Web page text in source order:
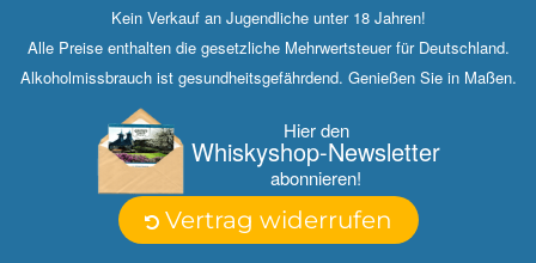
Kein Verkauf an Jugendliche unter 18 Jahren!
Alle Preise enthalten die gesetzliche Mehrwertsteuer für Deutschland.
Alkoholmissbrauch ist gesundheitsgefährdend. Genießen Sie in Maßen.
Hier den
Whisky­shop-Newsletter
abonnieren!
Vertrag widerrufen